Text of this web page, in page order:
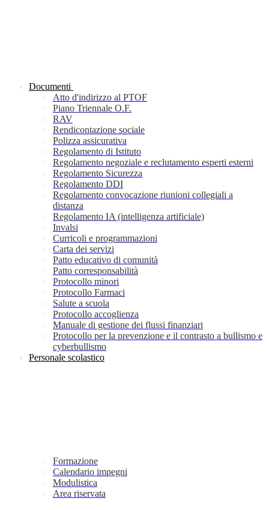
Documenti
Atto d'indirizzo al PTOF
Piano Triennale O.F.
RAV
Rendicontazione sociale
Polizza assicurativa
Regolamento di Istituto
Regolamento negoziale e reclutamento esperti esterni
Regolamento Sicurezza
Regolamento DDI
Regolamento convocazione riunioni collegiali a
distanza
Regolamento IA (intelligenza artificiale)
Invalsi
Curricoli e programmazioni
Carta dei servizi
Patto educativo di comunità
Patto corresponsabilità
Protocollo minori
Protocollo Farmaci
Salute a scuola
Protocollo accoglienza
Manuale di gestione dei flussi finanziari
Protocollo per la prevenzione e il contrasto a bullismo e
cyberbullismo
Personale scolastico
Formazione
Calendario impegni
Modulistica
Area riservata